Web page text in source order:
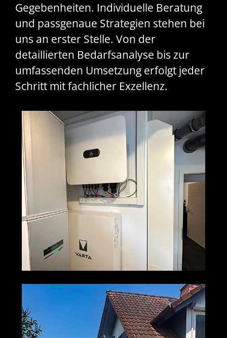
Gegebenheiten. Individuelle Beratung
und passgenaue Strategien stehen bei
uns an erster Stelle. Von der
detaillierten Bedarfsanalyse bis zur
umfassenden Umsetzung erfolgt jeder
Schritt mit fachlicher Exzellenz.